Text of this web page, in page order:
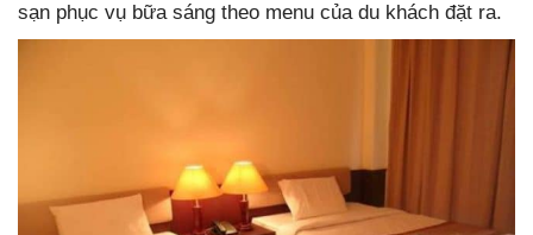
sạn phục vụ bữa sáng theo menu của du khách đặt ra.